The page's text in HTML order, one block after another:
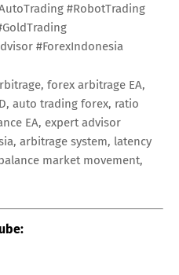
#RobotTrading
#ForexIndonesia
forex arbitrage EA,
auto trading forex, ratio
EA, expert advisor
arbitrage system, latency
market movement,